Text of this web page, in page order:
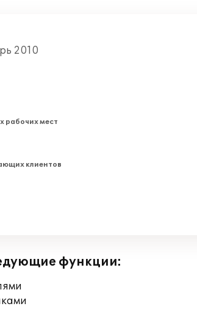
2010
рабочих мест
клиентов
функции: